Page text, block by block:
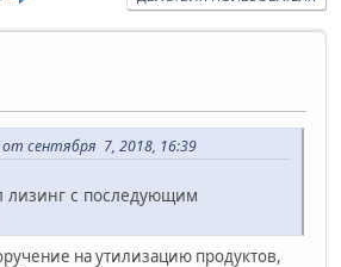
сентября 7, 2018, 16:39
лизинг с последующим
на утилизацию продуктов,